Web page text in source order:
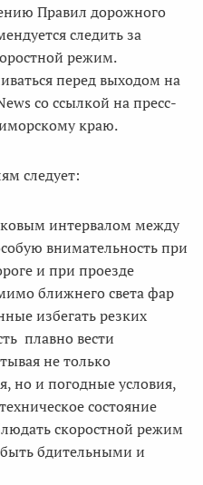
Правил дорожного
следить за
режим.
перед выходом на
со ссылкой на пресс-
краю.
следует:
интервалом между
внимательность при
и при проезде
ближнего света фар
избегать резких
плавно вести
не только
но и погодные условия,
состояние
скоростной режим
бдительными и